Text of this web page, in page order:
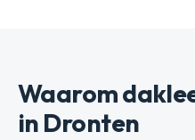
Waarom
in Dronten